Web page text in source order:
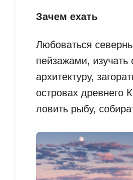
Зачем ехать
Любоваться
пейзажами, изучать
архитектуру,
островах древнего
ловить рыбу,